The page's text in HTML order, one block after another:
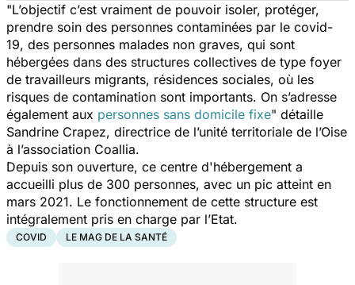
"L’objectif c’est vraiment de pouvoir isoler, protéger,
prendre soin des personnes contaminées par le covid-
19, des personnes malades non graves, qui sont
hébergées dans des structures collectives de type foyer
de travailleurs migrants, résidences sociales, où les
risques de contamination sont importants. On s’adresse
également aux personnes sans domicile fixe" détaille
Sandrine Crapez, directrice de l’unité territoriale de l’Oise
à l’association Coallia.
Depuis son ouverture, ce centre d'hébergement a
accueilli plus de 300 personnes, avec un pic atteint en
mars 2021. Le fonctionnement de cette structure est
intégralement pris en charge par l’Etat.
COVID LE MAG DE LA SANTÉ